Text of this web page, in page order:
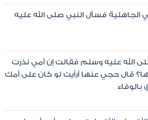
الجاهلية فسأل النبي صلى الله عليه
الله عليه وسلم فقالت إن أمي نذرت
قال حجي عنها أرأيت لو كان على أمك
بالوفاء